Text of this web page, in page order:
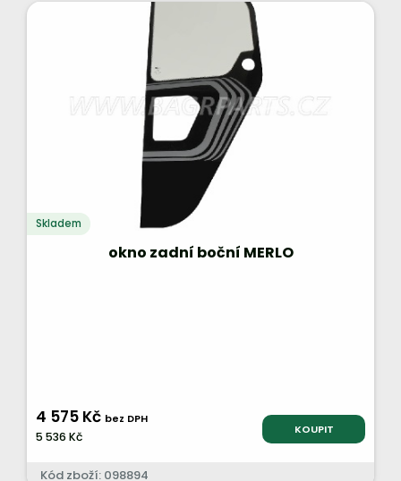
Skladem
okno zadní boční MERLO
4 575 Kč bez DPH
5 536 Kč KOUPIT
Kód zboží: 098894